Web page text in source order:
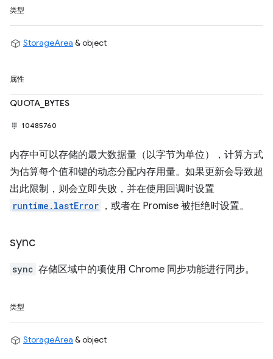
类型
StorageArea & object
属性
QUOTA_BYTES
10485760
内存中可以存储的最大数据量（以字节为单位），计算方式
为估算每个值和键的动态分配内存用量。如果更新会导致超
出此限制，则会立即失败，并在使用回调时设置
runtime.lastError ，或者在 Promise 被拒绝时设置。
sync
sync 存储区域中的项使用 Chrome 同步功能进行同步。
类型
StorageArea & object